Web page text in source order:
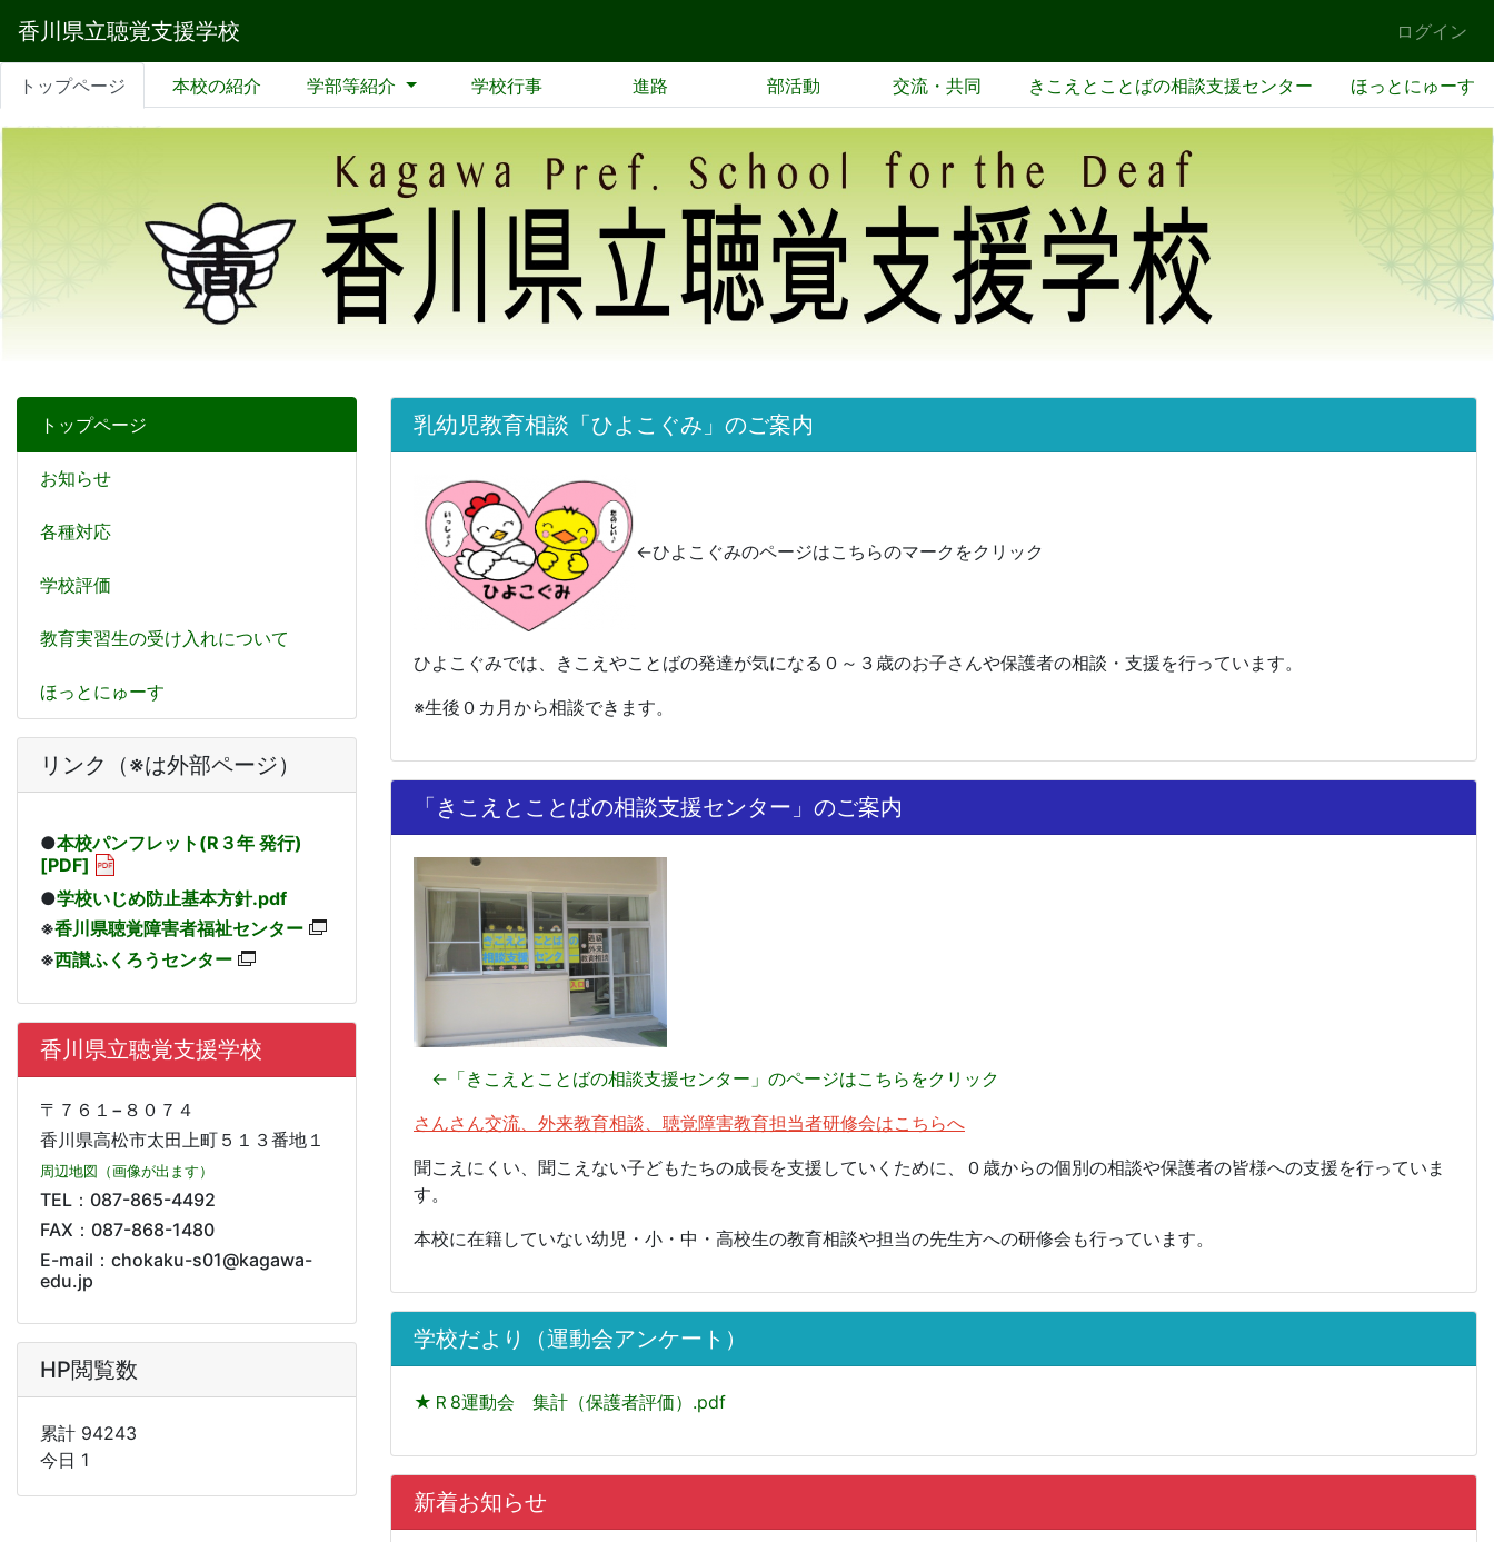
香川県立聴覚支援学校 ログイン
トップページ 本校の紹介 学部等紹介 学校行事 進路 部活動 交流・共同 きこえとことばの相談支援センター ほっとにゅーす
トップページ
お知らせ
各種対応
学校評価
教育実習生の受け入れについて
ほっとにゅーす
リンク（※は外部ページ）
●本校パンフレット(R３年 発行)
[PDF]
●学校いじめ防止基本方針.pdf
※香川県聴覚障害者福祉センター
※西讃ふくろうセンター
香川県立聴覚支援学校
〒７６１−８０７４
香川県高松市太田上町５１３番地１
周辺地図（画像が出ます）
TEL：087-865-4492
FAX：087-868-1480
E-mail：chokaku-s01@kagawa-
edu.jp
HP閲覧数
累計 94243
今日 1
乳幼児教育相談「ひよこぐみ」のご案内
←ひよこぐみのページはこちらのマークをクリック
ひよこぐみでは、きこえやことばの発達が気になる０～３歳のお子さんや保護者の相談・支援を行っています。
※生後０カ月から相談できます。
「きこえとことばの相談支援センター」のご案内
←「きこえとことばの相談支援センター」のページはこちらをクリック
さんさん交流、外来教育相談、聴覚障害教育担当者研修会はこちらへ
聞こえにくい、聞こえない子どもたちの成長を支援していくために、０歳からの個別の相談や保護者の皆様への支援を行っていま
す。
本校に在籍していない幼児・小・中・高校生の教育相談や担当の先生方への研修会も行っています。
学校だより（運動会アンケート）
★Ｒ8運動会 集計（保護者評価）.pdf
新着お知らせ